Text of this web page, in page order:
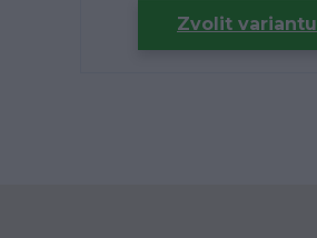
Zvolit variantu